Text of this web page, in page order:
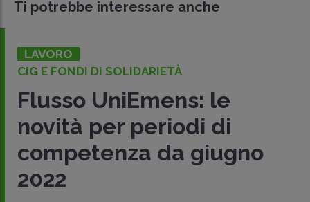
Ti potrebbe interessare anche
LAVORO
CIG E FONDI DI SOLIDARIETÀ
Flusso UniEmens: le
novità per periodi di
competenza da giugno
2022